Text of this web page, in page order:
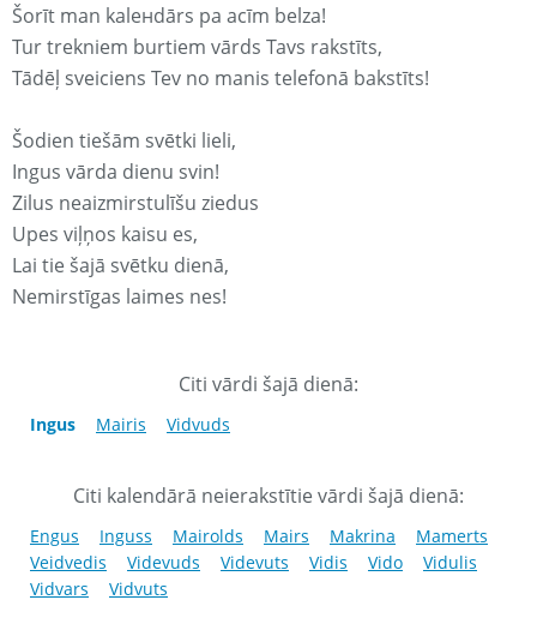
Šorīt man kaleнdārs pa acīm belza!
Tur trekniem burtiem vārds Tavs rakstīts,
Tādēļ sveiciens Tev no manis telefonā bakstīts!
Šodien tiešām svētki lieli,
Ingus vārda dienu svin!
Zilus neaizmirstulīšu ziedus
Upes viļņos kaisu es,
Lai tie šajā svētku dienā,
Nemirstīgas laimes nes!
Citi vārdi šajā dienā:
Ingus Mairis Vidvuds
Citi kalendārā neierakstītie vārdi šajā dienā:
Engus Inguss Mairolds Mairs Makrina
Mamerts
Veidvedis
Videvuds Videvuts Vidis Vido
Vidulis
Vidvars
Vidvuts